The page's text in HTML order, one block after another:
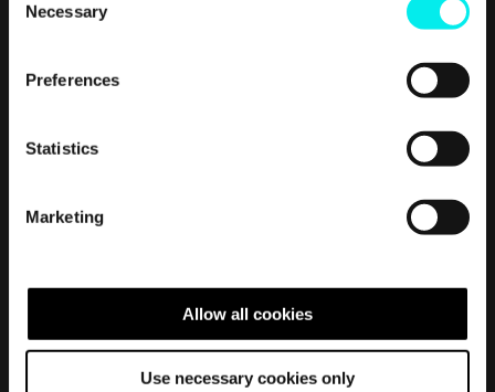
Necessary
Preferences
Statistics
Marketing
Allow all cookies
Use necessary cookies only
Samarbeid mellom salg, markedsføring
Smarketing – kombinasjonen av salg og markedsføring